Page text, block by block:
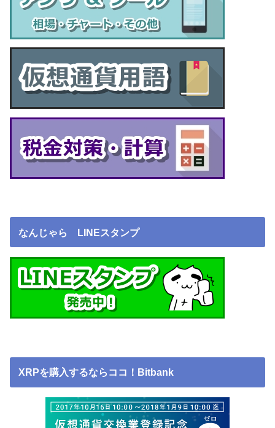
なんじゃら LINEスタンプ
XRPを購入するならココ！Bitbank